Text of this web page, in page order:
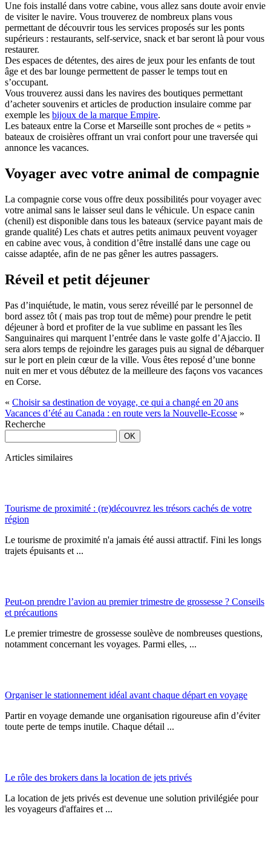
Une fois installé dans votre cabine, vous allez sans doute avoir envie
de visiter le navire. Vous trouverez de nombreux plans vous
permettant de découvrir tous les services proposés sur les ponts
supérieurs : restaurants, self-service, snack et bar seront là pour vous
restaurer.
Des espaces de détentes, des aires de jeux pour les enfants de tout
âge et des bar lounge permettent de passer le temps tout en
s’occupant.
Vous trouverez aussi dans les navires des boutiques permettant
d’acheter souvenirs et articles de production insulaire comme par
exemple les bijoux de la marque Empire.
Les bateaux entre la Corse et Marseille sont proches de « petits »
bateaux de croisières offrant un vrai confort pour une traversée qui
annonce les vacances.
Voyager avec votre animal de compagnie
La compagnie corse vous offre deux possibilités pour voyager avec
votre animal sans le laisser seul dans le véhicule. Un espace canin
(chenil) est disponible dans tous les bateaux (service payant mais de
grande qualité) Les chats et autres petits animaux peuvent voyager
en cabine avec vous, à condition d’être installé dans une cage ou
caisse adaptée, afin de ne pas gêner les autres passagers.
Réveil et petit déjeuner
Pas d’inquiétude, le matin, vous serez réveillé par le personnel de
bord assez tôt ( mais pas trop tout de même) pour prendre le petit
déjeuner à bord et profiter de la vue sublime en passant les îles
Sanguinaires qui marquent l’entrée dans le vaste golfe d’Ajaccio. Il
sera alors temps de rejoindre les garages puis au signal de débarquer
sur le port en plein cœur de la ville. Vous êtes reposé d’une bonne
nuit en mer et vous débutez de la meilleure des façons vos vacances
en Corse.
« Choisir sa destination de voyage, ce qui a changé en 20 ans
Vacances d’été au Canada : en route vers la Nouvelle-Ecosse »
Recherche
Articles similaires
Tourisme de proximité : (re)découvrez les trésors cachés de votre
région
Le tourisme de proximité n'a jamais été aussi attractif. Fini les longs
trajets épuisants et ...
Peut-on prendre l’avion au premier trimestre de grossesse ? Conseils
et précautions
Le premier trimestre de grossesse soulève de nombreuses questions,
notamment concernant les voyages. Parmi elles, ...
Organiser le stationnement idéal avant chaque départ en voyage
Partir en voyage demande une organisation rigoureuse afin d’éviter
toute perte de temps inutile. Chaque détail ...
Le rôle des brokers dans la location de jets privés
La location de jets privés est devenue une solution privilégiée pour
les voyageurs d'affaires et ...